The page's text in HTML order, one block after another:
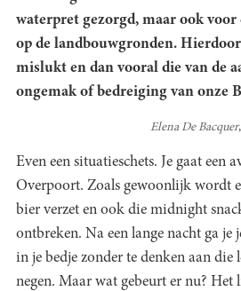
waterpret gezorgd, maar ook
op de landbouwgronden.
mislukt en dan vooral die van de
ongemak of bedreiging van onze
Elena De Bacquer
Even een situatieschets. Je gaat een
Overpoort. Zoals gewoonlijk wordt
bier verzet en ook die midnight
ontbreken. Na een lange nacht ga je
in je bedje zonder te denken aan die
negen. Maar wat gebeurt er nu? Het